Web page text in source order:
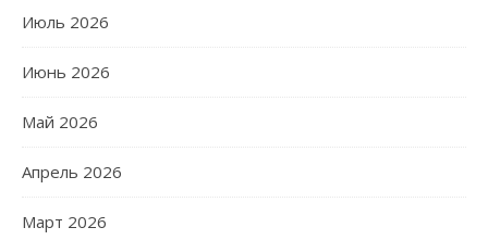
Июль 2026
Июнь 2026
Май 2026
Апрель 2026
Март 2026